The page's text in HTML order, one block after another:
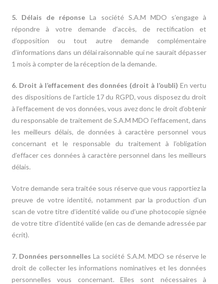
5. Délais de réponseLa société S.A.M MDO s’engage à
répondre à votre demande d’accès, de rectification et
d’opposition ou tout autre demande complémentaire
d’informations dans un délai raisonnable qui ne saurait dépasser
1 mois à compter de la réception de la demande.
6. Droit à l’effacement des données (droit à l’oubli)En vertu
des dispositions de l’article 17 du RGPD, vous disposez du droit
à l’effacement de vos données, vous avez donc le droit d’obtenir
du responsable de traitement de S.A.M MDO l’effacement, dans
les meilleurs délais, de données à caractère personnel vous
concernant et le responsable du traitement à l’obligation
d’effacer ces données à caractère personnel dans les meilleurs
délais.
Votre demande sera traitée sous réserve que vous rapportiez la
preuve de votre identité, notamment par la production d’un
scan de votre titre d’identité valide ou d’une photocopie signée
de votre titre d’identité valide (en cas de demande adressée par
écrit).
7. Données personnellesLa société S.A.M. MDO se réserve le
droit de collecter les informations nominatives et les données
personnelles vous concernant. Elles sont nécessaires à